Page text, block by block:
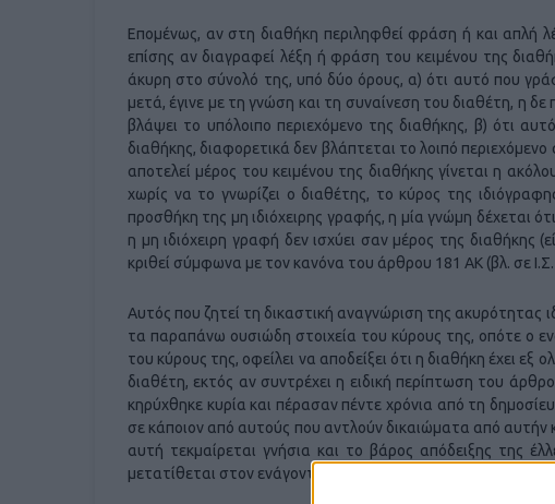
Επομένως, αν στη διαθήκη περιληφθεί φράση ή και απλή
επίσης αν διαγραφεί λέξη ή φράση του κειμένου της
άκυρη στο σύνολό της, υπό δύο όρους, α) ότι αυτό που
μετά, έγινε με τη γνώση και τη συναίνεση του διαθέτη, η
βλάψει το υπόλοιπο περιεχόμενο της διαθήκης, β) ότι
διαθήκης, διαφορετικά δεν βλάπτεται το λοιπό
αποτελεί μέρος του κειμένου της διαθήκης γίνεται η
χωρίς να το γνωρίζει ο διαθέτης, το κύρος της
προσθήκη της μη ιδιόχειρης γραφής, η μία γνώμη δέχεται
η μη ιδιόχειρη γραφή δεν ισχύει σαν μέρος της διαθήκης
κριθεί σύμφωνα με τον κανόνα του άρθρου 181 ΑΚ (βλ. σε
Αυτός που ζητεί τη δικαστική αναγνώριση της ακυρότητας
τα παραπάνω ουσιώδη στοιχεία του κύρους της, οπότε ο
του κύρους της, οφείλει να αποδείξει ότι η διαθήκη έχει εξ
διαθέτη, εκτός αν συντρέχει η ειδική περίπτωση του
κηρύχθηκε κυρία και πέρασαν πέντε χρόνια από τη
σε κάποιον από αυτούς που αντλούν δικαιώματα από
αυτή τεκμαίρεται γνήσια και το βάρος απόδειξης της
μετατίθεται στον ενάγοντα (ΑΠ 413/2024).